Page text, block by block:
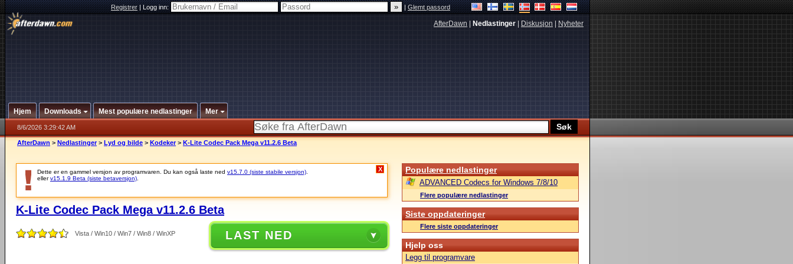
Registrer|Logg inn: |Glemt passord
AfterDawn Nedlastinger Diskusjon Nyheter
Hjem Downloads Mest populære nedlastinger Mer
8/6/2026 3:29:42 AM
AfterDawn > Nedlastinger > Lyd og bilde > Kodeker > K-Lite Codec Pack Mega v11.2.6 Beta
Dette er en gammel versjon av programvaren. Du kan også laste ned v15.7.0 (siste stabile versjon)
ellerv15.1.9 Beta (siste betaversjon)
X
K-Lite Codec Pack Mega v11.2.6 Beta
Vista / Win10 / Win7 / Win8 / WinXP LAST NED
Populære nedlastinger
ADVANCED Codecs for Windows 7/8/10
Flere populære nedlastinger
Siste oppdateringer
Flere siste oppdateringer
Hjelp oss
Legg til programvare